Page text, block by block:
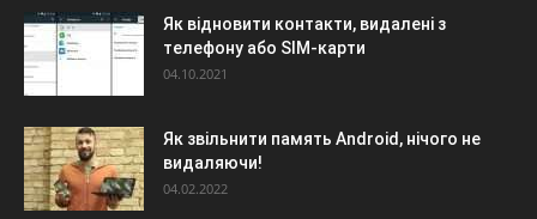
Як відновити контакти, видалені з
телефону або SIM-карти
04.10.2021
Як звільнити память Android, нічого не
видаляючи!
04.02.2022